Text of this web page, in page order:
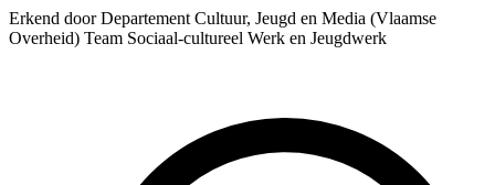
Erkend door Departement Cultuur, Jeugd en Media (Vlaamse
Overheid) Team Sociaal-cultureel Werk en Jeugdwerk